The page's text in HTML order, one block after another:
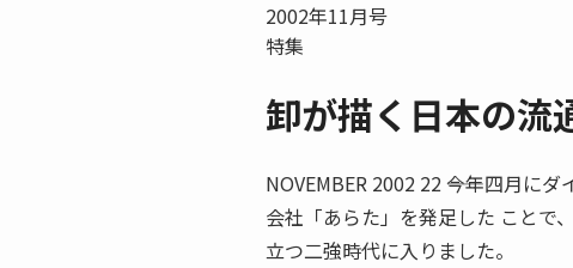
2002年11月号
特集
卸が描く日本の流
NOVEMBER 2002 22 ――今年四月
会社「あらた」を発足した ことで
立つ二強時代に入りました。